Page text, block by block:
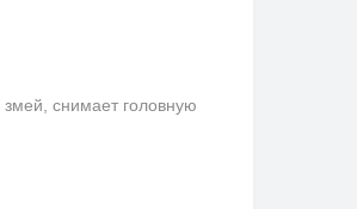
снимает головную